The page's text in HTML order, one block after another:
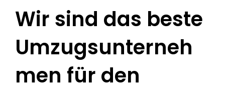
Wir sind das beste
Umzugsunterneh
men für den